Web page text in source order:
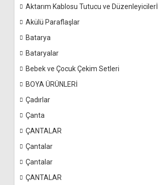
Aktarım Kablosu Tutucu ve Düzenleyicilerİ
Akülü Paraflaşlar
Batarya
Bataryalar
Bebek ve Çocuk Çekim Setleri
BOYA ÜRÜNLERİ
Çadırlar
Çanta
ÇANTALAR
Çantalar
Çantalar
ÇANTALAR